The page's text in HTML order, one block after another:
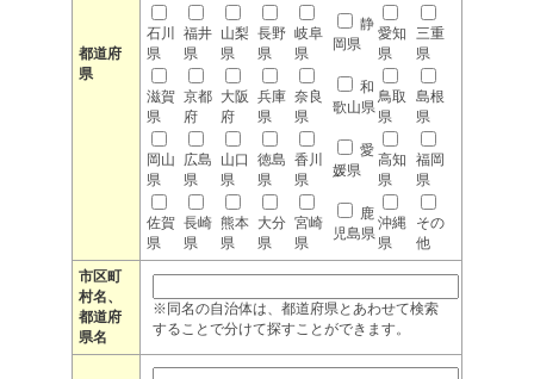
都道府
県
石川
県
福井
県
山梨
県
長野
県
岐阜
県
静
岡県
愛知
県
三重
県
滋賀
県
京都
府
大阪
府
兵庫
県
奈良
県
和
歌山県
鳥取
県
島根
県
岡山
県
広島
県
山口
県
徳島
県
香川
県
愛
媛県
高知
県
福岡
県
佐賀
県
長崎
県
熊本
県
大分
県
宮崎
県
鹿
児島県
沖縄
県
その
他
市区町
村名、
都道府
県名
※同名の自治体は、都道府県とあわせて検索
することで分けて探すことができます。